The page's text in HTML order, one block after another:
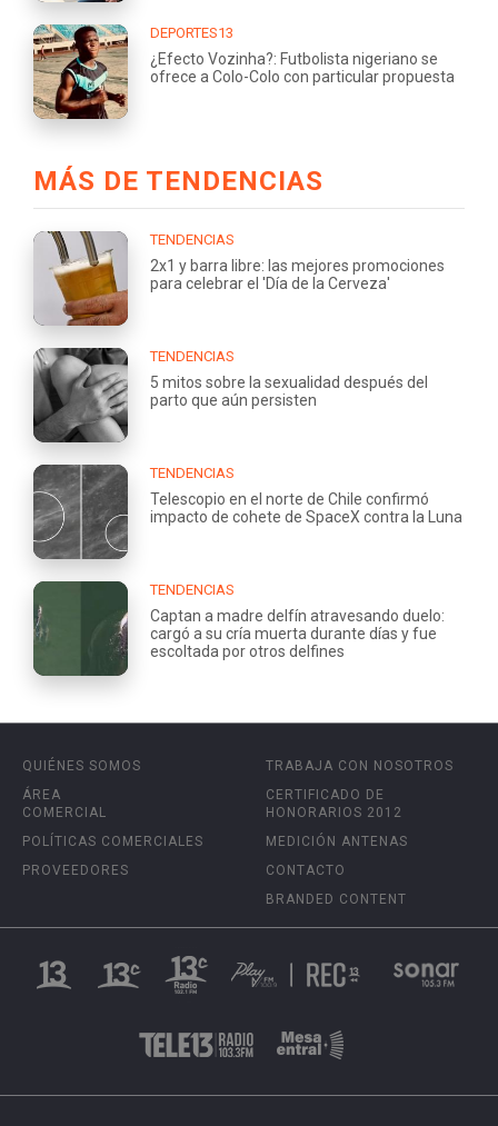
DEPORTES13
¿Efecto Vozinha?: Futbolista nigeriano se
ofrece a Colo-Colo con particular propuesta
MÁS DE TENDENCIAS
TENDENCIAS
2x1 y barra libre: las mejores promociones
para celebrar el 'Día de la Cerveza'
TENDENCIAS
5 mitos sobre la sexualidad después del
parto que aún persisten
TENDENCIAS
Telescopio en el norte de Chile confirmó
impacto de cohete de SpaceX contra la Luna
TENDENCIAS
Captan a madre delfín atravesando duelo:
cargó a su cría muerta durante días y fue
escoltada por otros delfines
QUIÉNES SOMOS
ÁREA
COMERCIAL
POLÍTICAS COMERCIALES
PROVEEDORES
TRABAJA CON NOSOTROS
CERTIFICADO DE
HONORARIOS 2012
MEDICIÓN ANTENAS
CONTACTO
BRANDED CONTENT